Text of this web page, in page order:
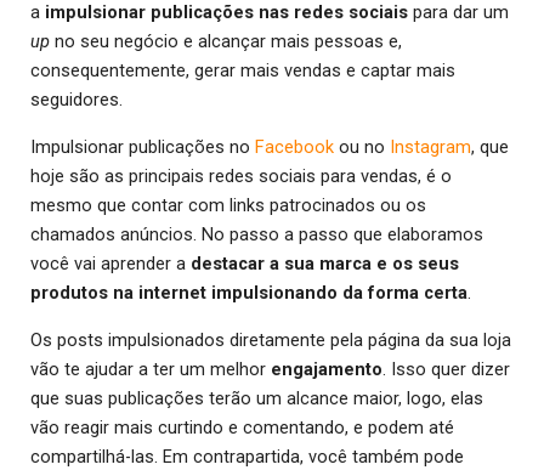
a impulsionar publicações nas redes sociais para dar um
up no seu negócio e alcançar mais pessoas e,
consequentemente, gerar mais vendas e captar mais
seguidores.
Impulsionar publicações no Facebook ou no Instagram, que
hoje são as principais redes sociais para vendas, é o
mesmo que contar com links patrocinados ou os
chamados anúncios. No passo a passo que elaboramos
você vai aprender a destacar a sua marca e os seus
produtos na internet impulsionando da forma certa.
Os posts impulsionados diretamente pela página da sua loja
vão te ajudar a ter um melhor engajamento. Isso quer dizer
que suas publicações terão um alcance maior, logo, elas
vão reagir mais curtindo e comentando, e podem até
compartilhá-las. Em contrapartida, você também pode